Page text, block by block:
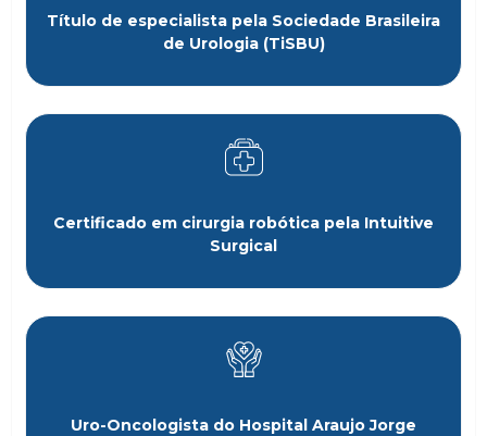
Título de especialista pela Sociedade Brasileira
de Urologia (TiSBU)
Certificado em cirurgia robótica pela Intuitive
Surgical
Uro-Oncologista do Hospital Araujo Jorge